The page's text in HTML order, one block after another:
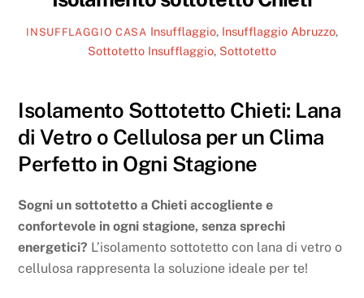
INSUFFLAGGIO CASA Insufflaggio, Insufflaggio Abruzzo,
Sottotetto Insufflaggio, Sottotetto
Isolamento Sottotetto Chieti: Lana
di Vetro o Cellulosa per un Clima
Perfetto in Ogni Stagione
Sogni un sottotetto a Chieti accogliente e
confortevole in ogni stagione, senza sprechi
energetici? L’isolamento sottotetto con lana di vetro o
cellulosa rappresenta la soluzione ideale per te!